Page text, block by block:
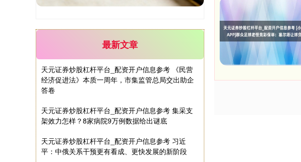
上证综指 3940.04 +39.68 +1.02%
最新文章
天元证券炒股杠杆平台_配资开户信息参考 《民营
经济促进法》本质一周年，市集监管总局交出助企
答卷
天元证券炒股杠杆平台_配资开户信息参考 集采支
架效力怎样？8家病院9万例数据给出谜底
天元证券炒股杠杆平台_配资开户信息参考 习近
平：中俄关系干预更有看成、更快发展的新阶段